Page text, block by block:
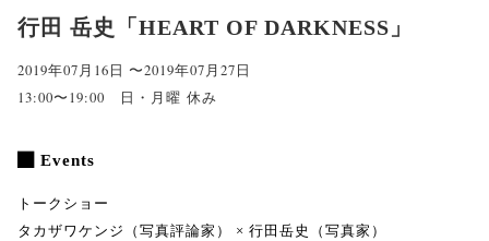
行田 岳史「HEART OF DARKNESS」
2019年07月16日 〜2019年07月27日
13:00〜19:00 日・月曜 休み
Events
トークショー
タカザワケンジ（写真評論家） × 行田岳史（写真家）